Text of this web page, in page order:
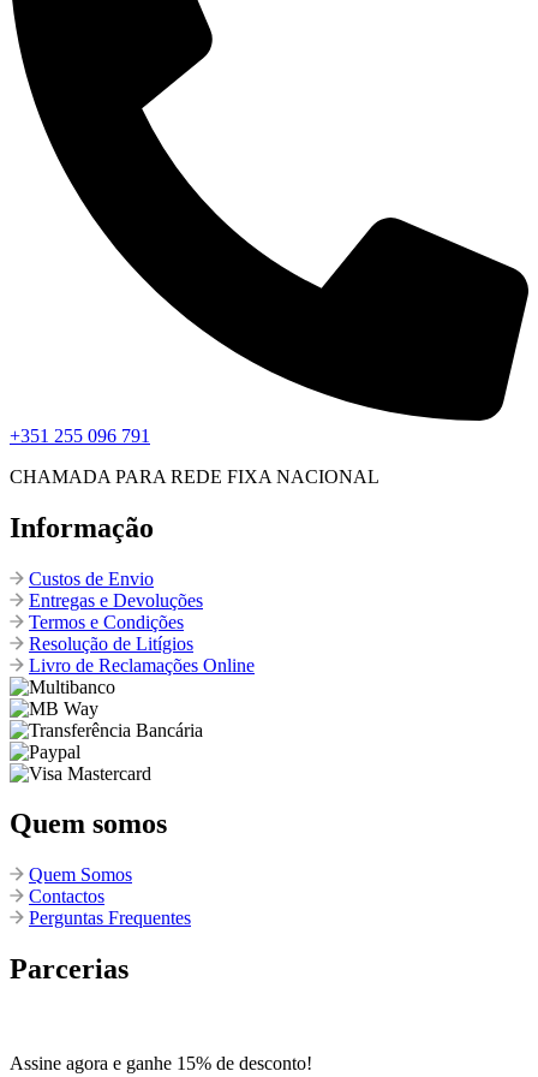
+351 255 096 791
CHAMADA PARA REDE FIXA NACIONAL
Informação
Custos de Envio
Entregas e Devoluções
Termos e Condições
Resolução de Litígios
Livro de Reclamações Online
Quem somos
Quem Somos
Contactos
Perguntas Frequentes
Parcerias
Assine agora e ganhe 15% de desconto!